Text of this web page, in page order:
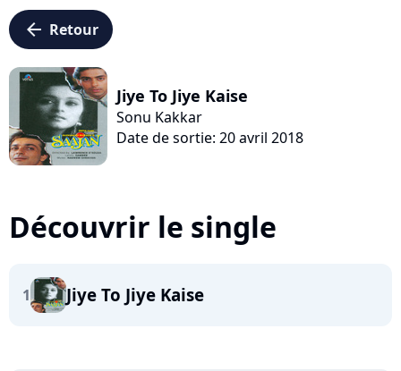
arrow_left Retour
Jiye To Jiye Kaise
Sonu Kakkar
Date de sortie: 20 avril 2018
Découvrir le single
1 Jiye To Jiye Kaise